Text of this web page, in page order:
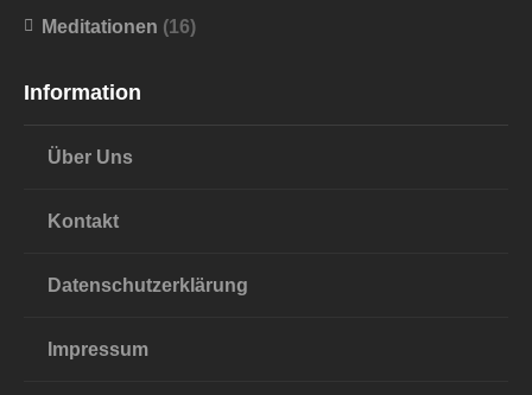
Meditationen (16)
Information
Über Uns
Kontakt
Datenschutzerklärung
Impressum